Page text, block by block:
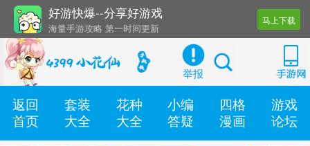
好游快爆--分享好游戏
海量手游攻略 第一时间更新
还有几十款实用辅助工具
马上下载
举报
返回
首页
套装
大全
花种
大全
小编
答疑
四格
漫画
游戏
论坛